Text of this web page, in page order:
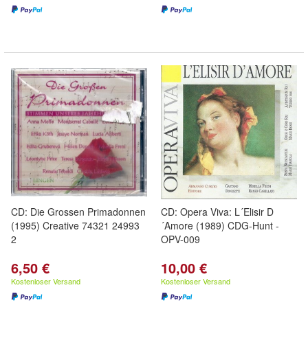
CD: Die Grossen Primadonnen
(1995) Creative 74321 24993
2
6,50 €
Kostenloser Versand
CD: Opera Viva: L´Elisir D
´Amore (1989) CDG-Hunt -
OPV-009
10,00 €
Kostenloser Versand